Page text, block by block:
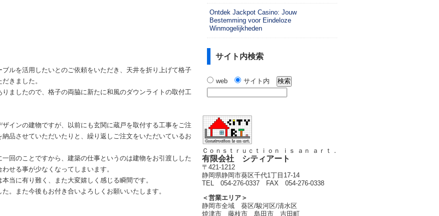
ルを活用したいとのご依頼をいただき、天井を折り上げて格子
きました。
ましたので、格子の両脇に新たに和風のダウンライトの取付工
インの建物ですが、以前にも玄関に蔵戸を取付する工事をご注
品させていただいたりと、繰り返しご注文をいただいているお
回のことですから、建築の仕事というのは建物をお引渡しした
せる事が少なくなってしまいます。
当に有り難く、また大変嬉しく感じる瞬間です。
。また今後もお付き合いよろしくお願いいたします。
Ontdek Jackpot Casino: Jouw
Bestemming voor Eindeloze
Winmogelijkheden
サイト内検索
web サイト内
Ｃｏｎｓｔｒｕｃｔｉｏｎ ｉｓ ａｎ ａｒｔ．
有限会社 シティアート
〒421-1212
静岡県静岡市葵区千代1丁目17-14
TEL 054-276-0337 FAX 054-276-0338
＜営業エリア＞
静岡市全域 葵区/駿河区/清水区
焼津市 藤枝市 島田市 吉田町